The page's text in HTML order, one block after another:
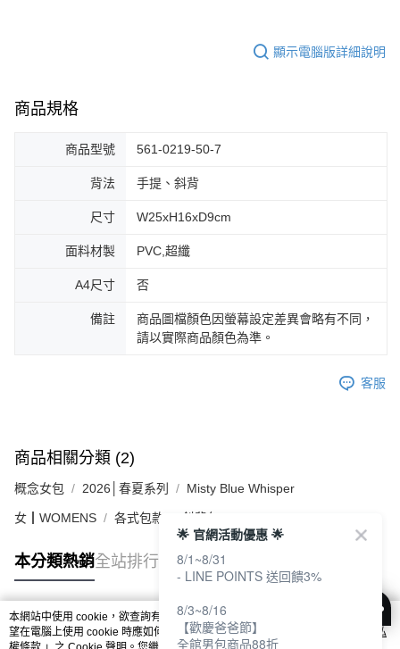
顯示電腦版詳細說明
商品規格
商品型號 561-0219-50-7
背法 手提、斜背
尺寸 W25xH16xD9cm
面料材製 PVC,超纖
A4尺寸 否
備註
商品圖檔顏色因螢幕設定差異會略有不同，
請以實際商品顏色為準。
客服
商品相關分類 (2)
概念女包 2026│春夏系列 Misty Blue Whisper
女┃WOMENS 各式包款 斜背包
本分類熱銷全站排行
熱門標籤
本網站中使用 cookie，欲查詢有關本網站使用 cookie 方式之詳情，及若您不希
望在電腦上使用 cookie 時應如何變更電腦的 cookie 設定，請參閱本網站「
隱私
🌟 官網活動優惠 🌟
8/1~8/31
- LINE POINTS 送回饋3%
8/3~8/16
【歡慶爸爸節】
全館男包商品88折